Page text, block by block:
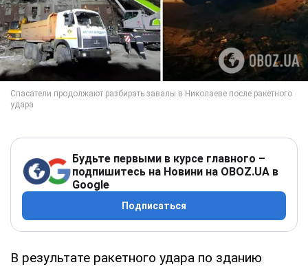
Будьте первыми в курсе главного –
подпишитесь на Новини на OBOZ.UA в
Google
Подписаться
В результате ракетного удара по зданию